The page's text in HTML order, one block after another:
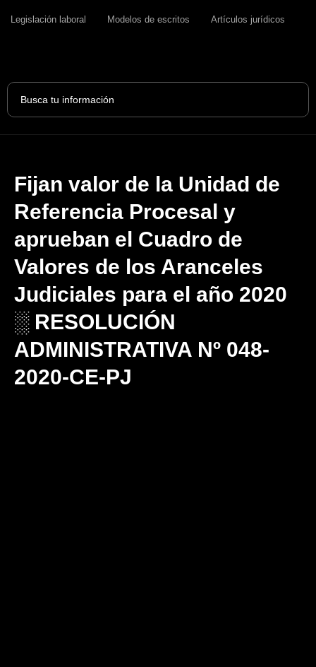
Legislación laboral Modelos de escritos Artículos jurídicos
Search
Fijan valor de la Unidad de
Referencia Procesal y
aprueban el Cuadro de
Valores de los Aranceles
Judiciales para el año 2020
░ RESOLUCIÓN
ADMINISTRATIVA Nº 048-
2020-CE-PJ